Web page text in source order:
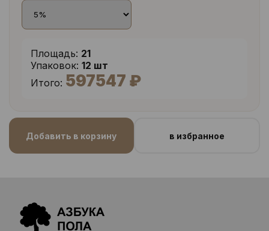
Площадь: 21
Упаковок: 12 шт
Итого: 597547 ₽
Добавить в корзину в избранное